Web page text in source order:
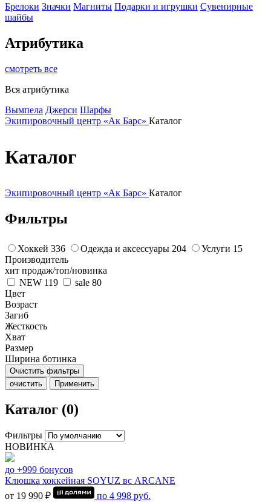
Брелоки Значки Магниты Подарки и игрушки Сувенирные
шайбы
Атрибутика
смотреть все
Вся атрибутика
Вымпела Джерси Шарфы
Экипировочный центр «Ак Барс» Каталог
Каталог
Экипировочный центр «Ак Барс» Каталог
Фильтры
Хоккей 336 Одежда и аксессуары 204 Услуги 15
Производитель
хит продаж/топ/новинка
NEW 119 sale 80
Цвет
Возраст
Загиб
Жесткость
Хват
Размер
Ширина ботинка
Очистить фильтры
очистить
Применить
Каталог (0)
Фильтры
НОВИНКА
до +999 бонусов
Клюшка хоккейная SOYUZ вс ARCANE
от 19 990 ₽
по 4 998 руб.